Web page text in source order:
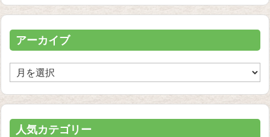
ゴ
リ
ー
アーカイブ
ー
カ
イ
ブ
人気カテゴリー